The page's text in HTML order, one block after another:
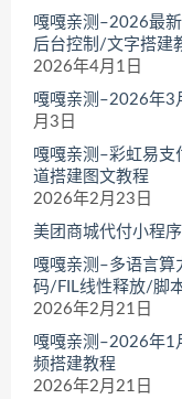
嘎嘎亲测–2026最
后台控制/文字搭建
2026年4月1日
嘎嘎亲测–2026年3
月3日
嘎嘎亲测–彩虹易
道搭建图文教程
2026年2月23日
美团商城代付小程
嘎嘎亲测–多语言算
码/FIL线性释放/脚
2026年2月21日
嘎嘎亲测–2026年1
频搭建教程
2026年2月21日